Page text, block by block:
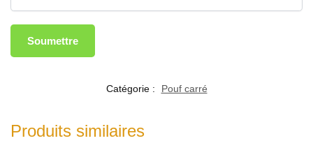
Catégorie : Pouf carré
Produits similaires